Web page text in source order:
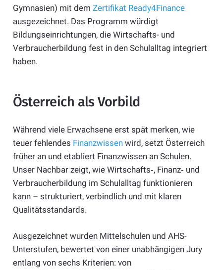
Gymnasien) mit dem Zertifikat Ready4Finance
ausgezeichnet. Das Programm würdigt
Bildungseinrichtungen, die Wirtschafts- und
Verbraucherbildung fest in den Schulalltag integriert
haben.
Österreich als Vorbild
Während viele Erwachsene erst spät merken, wie
teuer fehlendes Finanzwissenwird, setzt Österreich
früher an und etabliert Finanzwissen an Schulen.
Unser Nachbar zeigt, wie Wirtschafts‑, Finanz‑ und
Verbraucherbildung im Schulalltag funktionieren
kann – strukturiert, verbindlich und mit klaren
Qualitätsstandards.
Ausgezeichnet wurden Mittelschulen und AHS-
Unterstufen, bewertet von einer unabhängigen Jury
entlang von sechs Kriterien: von